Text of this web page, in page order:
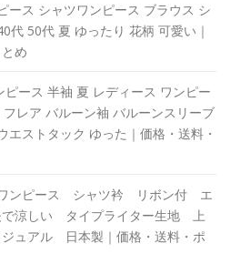
ース シャツワンピース ブラウス シ
代 50代 夏 ゆったり 花柄 可愛い｜
め
ース 半袖 夏 レディース ワンピー
レア バルーン袖 バルーンスリーブ
エストタック ゆった｜価格・送料・
ワンピース シャツ衿 リボン付 エ
涼しい タイプライター生地 上
ュアル 日本製｜価格・送料・ポ